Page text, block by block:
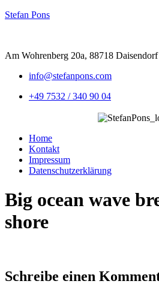
Stefan Pons
Am Wohrenberg 20a, 88718 Daisendorf
info@stefanpons.com
+49 7532 / 340 90 04
Menu
Home
Kontakt
Impressum
Datenschutzerklärung
Big ocean wave
shore
Schreibe einen